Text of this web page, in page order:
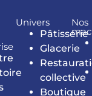
Univers
Pâtisserie
Glacerie
collective
Boutique
Nos